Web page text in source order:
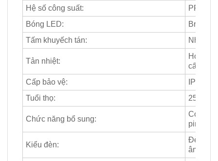
Hệ số công suất:
PF ≥ 0.5
Bóng LED:
Tấm khuyếch tán:
Nhựa
Tản nhiệt:
Hợp
cấp
Cấp bảo vệ:
IP20
Tuổi thọ:
25.000
Chức năng bổ sung:
Có thể
pin dự
Kiểu đèn:
Đèn
âm trần